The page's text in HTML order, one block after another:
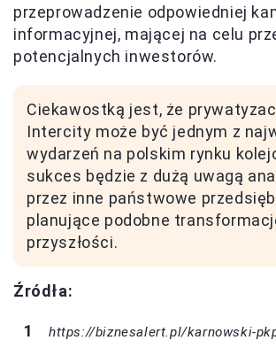
przeprowadzenie odpowiedniej
informacyjnej, mającej na celu
potencjalnych inwestorów.
Ciekawostką jest, że
Intercity może być jednym z
wydarzeń na polskim rynku
sukces będzie z dużą uwagą
przez inne państwowe
planujące podobne
przyszłości.
Źródła:
https://biznesalert.pl/karnowski-